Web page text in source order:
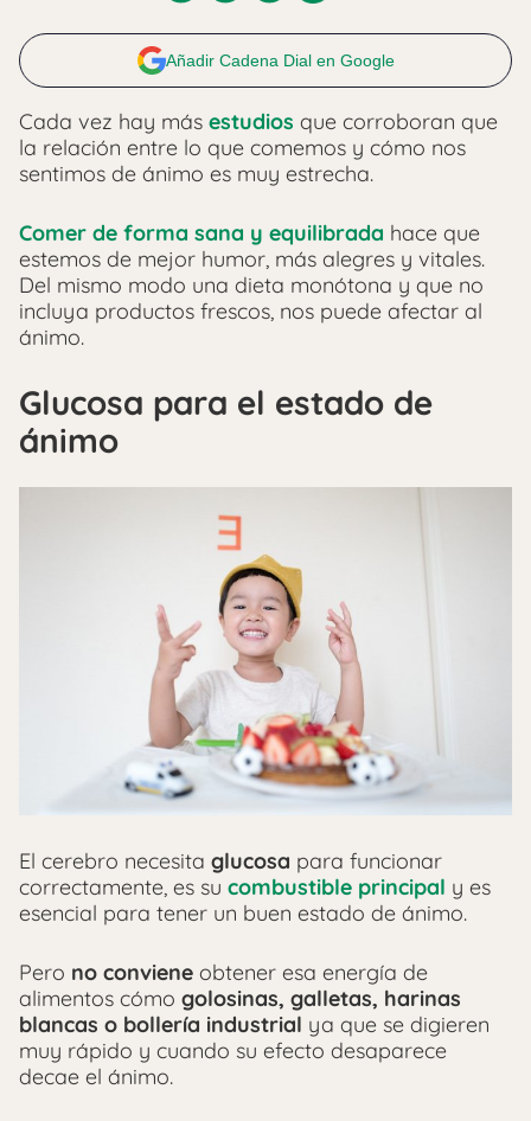
Añadir Cadena Dial en Google
Cada vez hay más estudios que corroboran que
la relación entre lo que comemos y cómo nos
sentimos de ánimo es muy estrecha.
Comer de forma sana y equilibrada hace que
estemos de mejor humor, más alegres y vitales.
Del mismo modo una dieta monótona y que no
incluya productos frescos, nos puede afectar al
ánimo.
Glucosa para el estado de
ánimo
El cerebro necesita glucosa para funcionar
correctamente, es su combustible principal y es
esencial para tener un buen estado de ánimo.
Pero no conviene obtener esa energía de
alimentos cómo golosinas, galletas, harinas
blancas o bollería industrial ya que se digieren
muy rápido y cuando su efecto desaparece
decae el ánimo.